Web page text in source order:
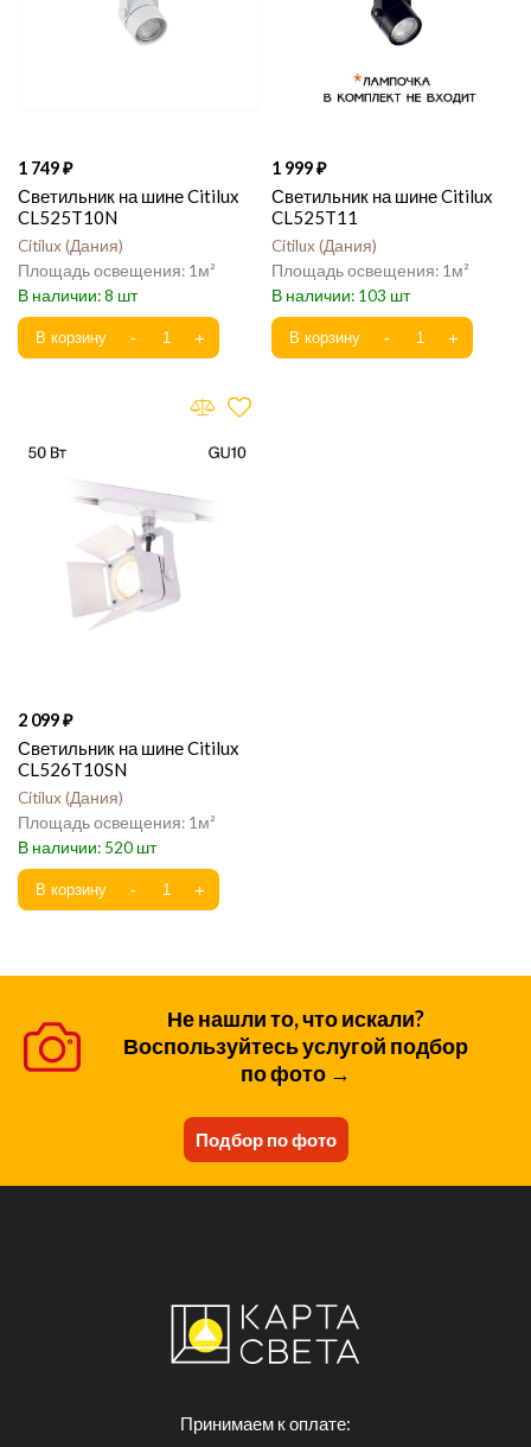
1 749
Светильник на шине Citilux
CL525T10N
Citilux Дания
1
8
1 999
Светильник на шине Citilux
CL525T11
Citilux Дания
1
103
2 099
Светильник на шине Citilux
CL526T10SN
Citilux Дания
1
520
Не нашли то, что искали?
Воспользуйтесь услугой подбор
по фото →
Подбор по фото
Принимаем к оплате: